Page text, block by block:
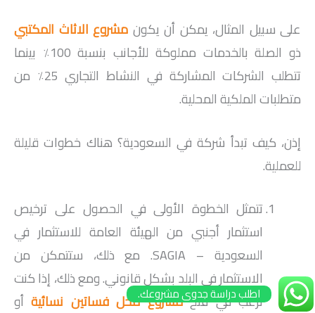
على سبيل المثال، يمكن أن يكون مشروع الاثاث المكتبي
ذو الصلة بالخدمات مملوكة للأجانب بنسبة 100٪ بينما
تتطلب الشركات المشاركة في النشاط التجاري 25٪ من
متطلبات الملكية المحلية.
إذن، كيف تبدأ شركة في السعودية؟ هناك خطوات قليلة
للعملية.
تتمثل الخطوة الأولى في الحصول على ترخيص
استثمار أجنبي من الهيئة العامة للاستثمار في
السعودية – SAGIA. مع ذلك، ستتمكن من
الاستثمار في البلد بشكل قانوني. ومع ذلك، إذا كنت
ترغب في فتحمشروع محل فساتين نسائيةأو اطلب دراسة جدوى مشروعك.